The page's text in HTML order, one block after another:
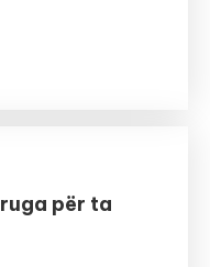
për ta